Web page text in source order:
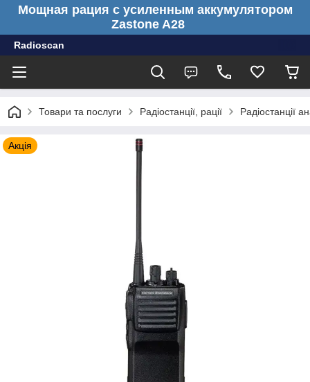
Мощная рация с усиленным аккумулятором
Zastone A28
Radioscan
Товари та послуги Радіостанції, рації Радіостанції
Акція